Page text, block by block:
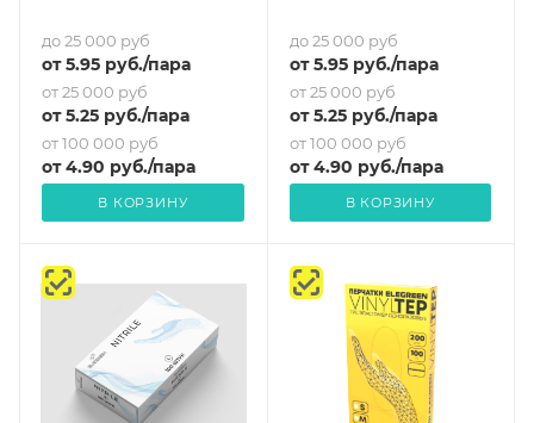
до 25 000 руб
от5.95 руб./пара
от 25 000 руб
от5.25 руб./пара
от 100 000 руб
от4.90 руб./пара
В КОРЗИНУ
до 25 000 руб
от5.95руб./пара
от 25 000 руб
от5.25руб./пара
от 100 000 руб
от4.90 руб./пара
В КОРЗИНУ